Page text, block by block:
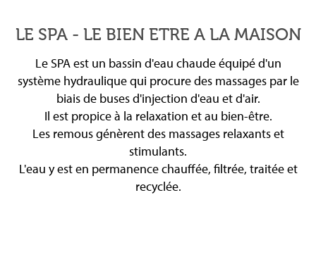
LE SPA - LE BIEN ETRE A LA MAISON
Le SPA est un bassin d'eau chaude équipé d'un
système hydraulique qui procure des massages par le
biais de buses d'injection d'eau et d'air.
Il est propice à la relaxation et au bien-être.
Les remous génèrent des massages relaxants et
stimulants.
L'eau y est en permanence chauffée, filtrée, traitée et
recyclée.